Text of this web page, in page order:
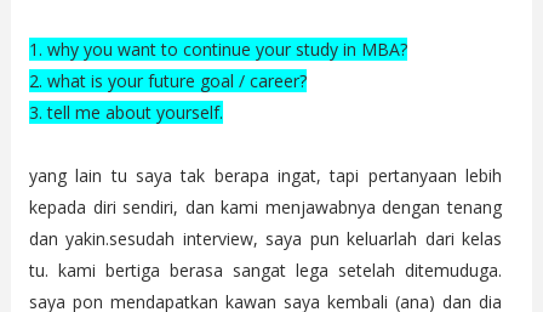
1. why you want to continue your study in MBA?
2. what is your future goal / career?
3. tell me about yourself.
yang lain tu saya tak berapa ingat, tapi pertanyaan lebih
kepada diri sendiri, dan kami menjawabnya dengan tenang
dan yakin.sesudah interview, saya pun keluarlah dari kelas
tu. kami bertiga berasa sangat lega setelah ditemuduga.
saya pon mendapatkan kawan saya kembali (ana) dan dia